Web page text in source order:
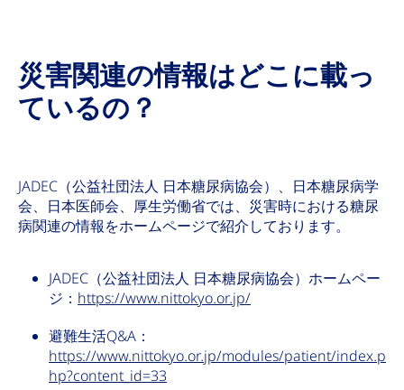
災害関連の情報はどこに載っ
ているの？
JADEC（公益社団法人 日本糖尿病協会）、日本糖尿病学
会、日本医師会、厚生労働省では、災害時における糖尿
病関連の情報をホームページで紹介しております。
JADEC（公益社団法人 日本糖尿病協会）ホームペー
ジ： https://www.nittokyo.or.jp/
避難生活Q&A：
https://www.nittokyo.or.jp/modules/patient/index.p
hp?content_id=33